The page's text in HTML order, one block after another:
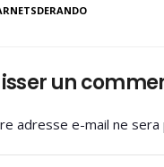
un
adresse e-mail ne sera